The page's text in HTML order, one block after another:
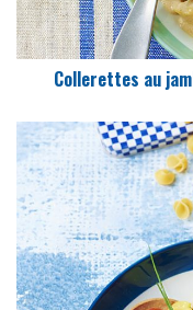
Collerettes au